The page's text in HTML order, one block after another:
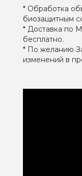
* Обработка
биозащитным
* Доставка по
бесплатно.
* По желанию
изменений в